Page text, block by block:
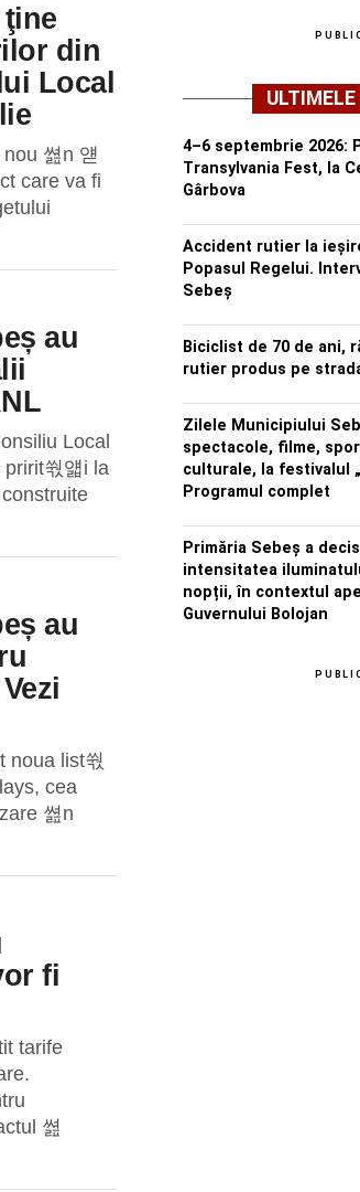
din
Local
쎮n 얟
care va fi
au
Local
쒃얣i la
au
noua list쒃
cea
쎮n
fi
tarife
쎮
4–6 septembrie 2026:
Transylvania Fest, la
Gârbova
Accident rutier la
Popasul Regelui.
Sebeș
Biciclist de 70 de ani,
rutier produs pe
Zilele Municipiului
spectacole, filme,
culturale, la festivalul
Programul complet
Primăria Sebeș a
intensitatea
nopții, în contextul
Guvernului Bolojan